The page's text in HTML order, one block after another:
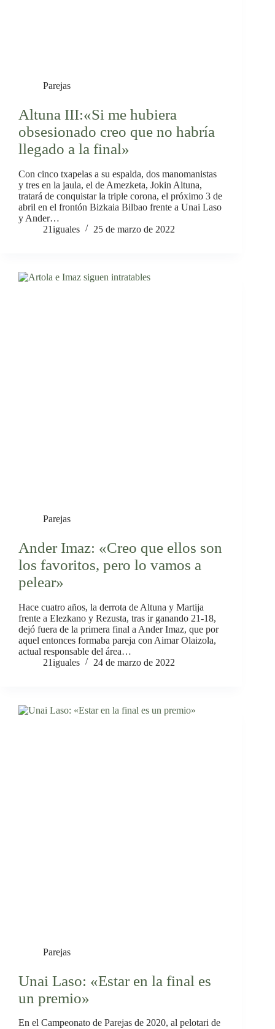
Parejas
Altuna III:«Si me hubiera
obsesionado creo que no habría
llegado a la final»
Con cinco txapelas a su espalda, dos manomanistas
y tres en la jaula, el de Amezketa, Jokin Altuna,
tratará de conquistar la triple corona, el próximo 3 de
abril en el frontón Bizkaia Bilbao frente a Unai Laso
y Ander…
21iguales
25 de marzo de 2022
Parejas
Ander Imaz: «Creo que ellos son
los favoritos, pero lo vamos a
pelear»
Hace cuatro años, la derrota de Altuna y Martija
frente a Elezkano y Rezusta, tras ir ganando 21-18,
dejó fuera de la primera final a Ander Imaz, que por
aquel entonces formaba pareja con Aimar Olaizola,
actual responsable del área…
21iguales
24 de marzo de 2022
Parejas
Unai Laso: «Estar en la final es
un premio»
En el Campeonato de Parejas de 2020, al pelotari de